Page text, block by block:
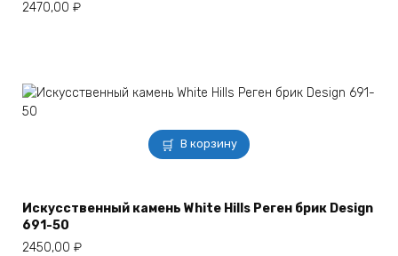
2470,00 ₽
В корзину
Искусственный камень White Hills Реген брик Design
691-50
2450,00 ₽